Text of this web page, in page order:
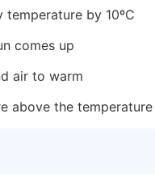
by 10ºC
comes up
air to warm
above the